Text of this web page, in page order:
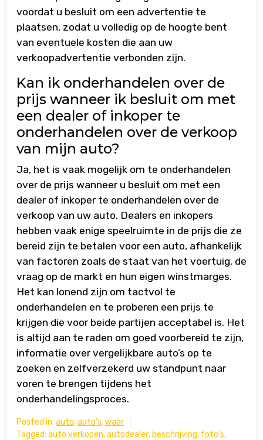
voordat u besluit om een advertentie te
plaatsen, zodat u volledig op de hoogte bent
van eventuele kosten die aan uw
verkoopadvertentie verbonden zijn.
Kan ik onderhandelen over de
prijs wanneer ik besluit om met
een dealer of inkoper te
onderhandelen over de verkoop
van mijn auto?
Ja, het is vaak mogelijk om te onderhandelen
over de prijs wanneer u besluit om met een
dealer of inkoper te onderhandelen over de
verkoop van uw auto. Dealers en inkopers
hebben vaak enige speelruimte in de prijs die ze
bereid zijn te betalen voor een auto, afhankelijk
van factoren zoals de staat van het voertuig, de
vraag op de markt en hun eigen winstmarges.
Het kan lonend zijn om tactvol te
onderhandelen en te proberen een prijs te
krijgen die voor beide partijen acceptabel is. Het
is altijd aan te raden om goed voorbereid te zijn,
informatie over vergelijkbare auto’s op te
zoeken en zelfverzekerd uw standpunt naar
voren te brengen tijdens het
onderhandelingsproces.
Posted in: auto,auto's,waar
Tagged: auto verkopen,autodealer, beschrijving, foto's,